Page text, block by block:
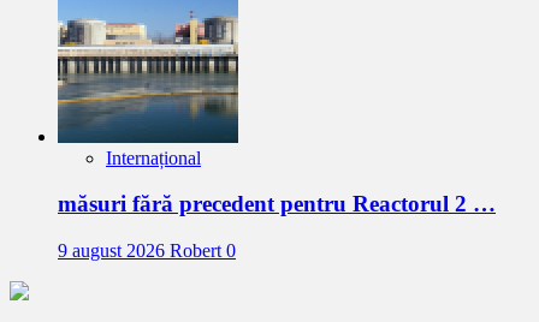
Internațional
măsuri fără precedent pentru Reactorul 2 …
9 august 2026 Robert 0